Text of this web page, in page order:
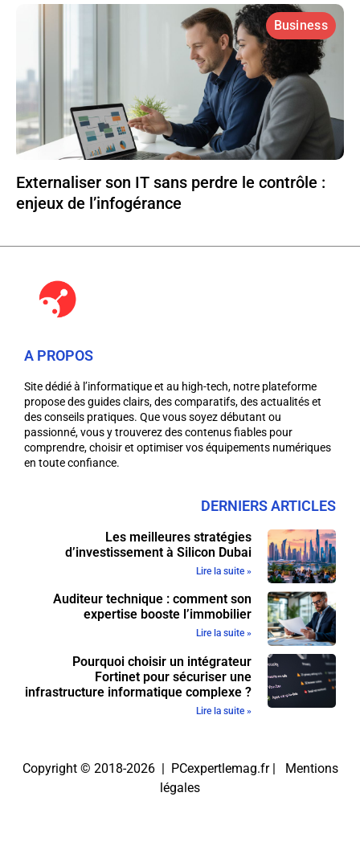
Business
Externaliser son IT sans perdre le contrôle :
enjeux de l’infogérance
A PROPOS
Site dédié à l’informatique et au high-tech, notre plateforme
propose des guides clairs, des comparatifs, des actualités et
des conseils pratiques. Que vous soyez débutant ou
passionné, vous y trouverez des contenus fiables pour
comprendre, choisir et optimiser vos équipements numériques
en toute confiance.
DERNIERS ARTICLES
Les meilleures stratégies
d’investissement à Silicon Dubai
Lire la suite »
Auditeur technique : comment son
expertise booste l’immobilier
Lire la suite »
Pourquoi choisir un intégrateur
Fortinet pour sécuriser une
infrastructure informatique complexe ?
Lire la suite »
Copyright © 2018-2026 | PCexpertlemag.fr | Mentions
légales